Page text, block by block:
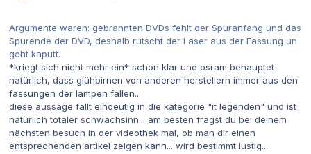
Argumente waren: gebrannten DVDs fehlt der Spuranfang und das
Spurende der DVD, deshalb rutscht der Laser aus der Fassung un
geht kaputt.
*kriegt sich nicht mehr ein* schon klar und osram behauptet
natürlich, dass glühbirnen von anderen herstellern immer aus den
fassungen der lampen fallen...
diese aussage fällt eindeutig in die kategorie "it legenden" und ist
natürlich totaler schwachsinn... am besten fragst du bei deinem
nächsten besuch in der videothek mal, ob man dir einen
entsprechenden artikel zeigen kann... wird bestimmt lustig...